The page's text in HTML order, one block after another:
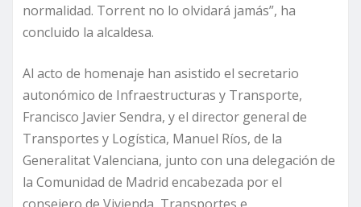
normalidad. Torrent no lo olvidará jamás”, ha
concluido la alcaldesa.
Al acto de homenaje han asistido el secretario
autonómico de Infraestructuras y Transporte,
Francisco Javier Sendra, y el director general de
Transportes y Logística, Manuel Ríos, de la
Generalitat Valenciana, junto con una delegación de
la Comunidad de Madrid encabezada por el